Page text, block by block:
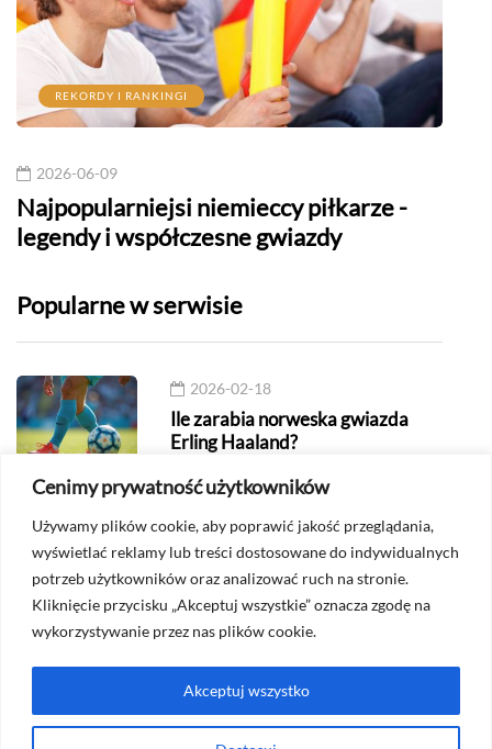
Cenimy prywatność użytkowników
Używamy plików cookie, aby poprawić jakość przeglądania,
wyświetlać reklamy lub treści dostosowane do indywidualnych
potrzeb użytkowników oraz analizować ruch na stronie.
Kliknięcie przycisku „Akceptuj wszystkie” oznacza zgodę na
wykorzystywanie przez nas plików cookie.
Akceptuj wszystko
REKORDY I RANKINGI
2026-06-09
Najpopularniejsi niemieccy piłkarze -
legendy i współczesne gwiazdy
Popularne w serwisie
2026-02-18
Ile zarabia norweska gwiazda
Erling Haaland?
Najlepsi lewi obrońcy w historii
piłki nożnej
2026-06-03
czym polega?